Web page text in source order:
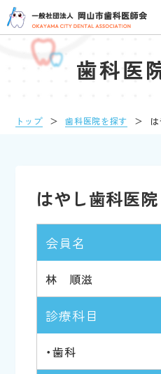
歯科医
トップ ＞ 歯科医院を探す ＞
はやし歯科医院
会員名
林 順滋
診療科目
・歯科